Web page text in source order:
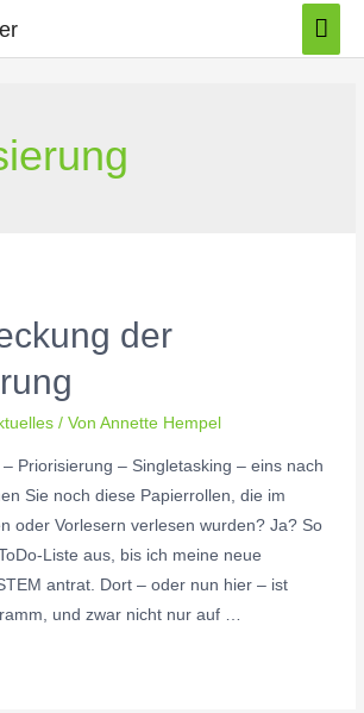
der
/ VonAnnette Hempel
Priorisierung – Singletasking – eins nach
Sie noch diese Papierrollen, die im
oder Vorlesern verlesen wurden? Ja? So
Liste aus, bis ich meine neue
antrat. Dort – oder nun hier – ist
und zwar nicht nur auf …